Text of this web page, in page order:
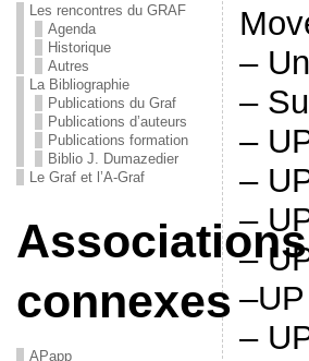
Les rencontres du GRAF
Agenda
Historique
Autres
La Bibliographie
Publications du Graf
Publications d’auteurs
Publications formation
Biblio J. Dumazedier
Le Graf et l’A-Graf
Associations
connexes
APapp
–
–
–
–
–
–
–